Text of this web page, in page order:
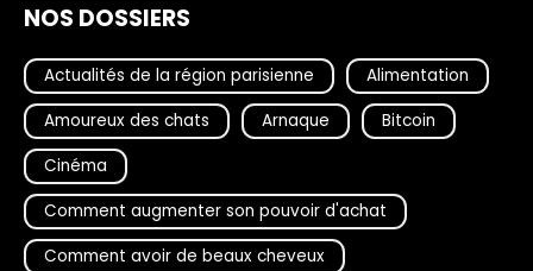
NOS DOSSIERS
Actualités de la région parisienne
Alimentation
Amoureux des chats
Arnaque
Bitcoin
Cinéma
Comment augmenter son pouvoir d'achat
Comment avoir de beaux cheveux